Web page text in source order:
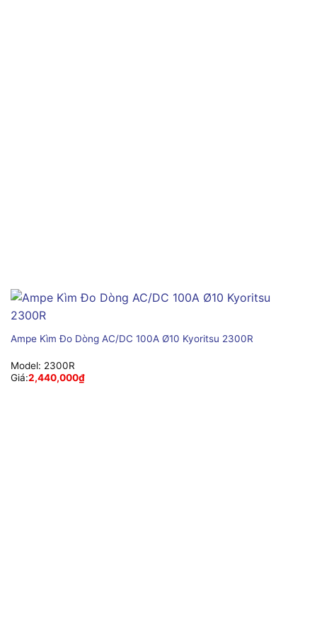
Ampe Kìm Đo Dòng AC/DC 100A Ø10 Kyoritsu 2300R
Model: 2300R
Giá:2,440,000₫